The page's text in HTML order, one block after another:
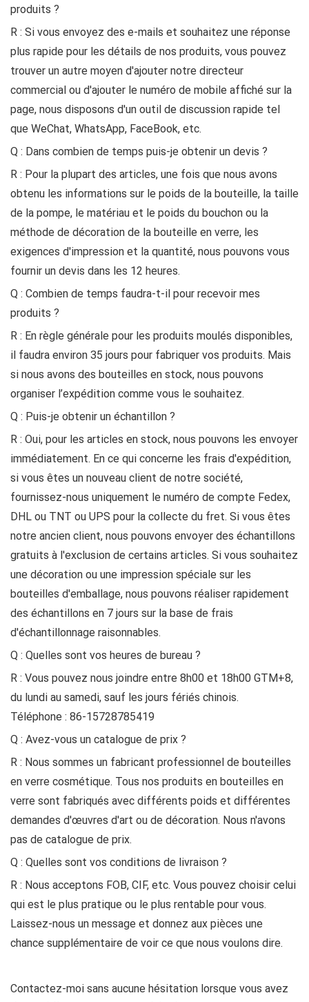
produits ?
R : Si vous envoyez des e-mails et souhaitez une réponse
plus rapide pour les détails de nos produits, vous pouvez
trouver un autre moyen d'ajouter notre directeur
commercial ou d'ajouter le numéro de mobile affiché sur la
page, nous disposons d'un outil de discussion rapide tel
que WeChat, WhatsApp, FaceBook, etc.
Q : Dans combien de temps puis-je obtenir un devis ?
R : Pour la plupart des articles, une fois que nous avons
obtenu les informations sur le poids de la bouteille, la taille
de la pompe, le matériau et le poids du bouchon ou la
méthode de décoration de la bouteille en verre, les
exigences d'impression et la quantité, nous pouvons vous
fournir un devis dans les 12 heures.
Q : Combien de temps faudra-t-il pour recevoir mes
produits ?
R : En règle générale pour les produits moulés disponibles,
il faudra environ 35 jours pour fabriquer vos produits. Mais
si nous avons des bouteilles en stock, nous pouvons
organiser l’expédition comme vous le souhaitez.
Q : Puis-je obtenir un échantillon ?
R : Oui, pour les articles en stock, nous pouvons les envoyer
immédiatement. En ce qui concerne les frais d'expédition,
si vous êtes un nouveau client de notre société,
fournissez-nous uniquement le numéro de compte Fedex,
DHL ou TNT ou UPS pour la collecte du fret. Si vous êtes
notre ancien client, nous pouvons envoyer des échantillons
gratuits à l'exclusion de certains articles. Si vous souhaitez
une décoration ou une impression spéciale sur les
bouteilles d'emballage, nous pouvons réaliser rapidement
des échantillons en 7 jours sur la base de frais
d'échantillonnage raisonnables.
Q : Quelles sont vos heures de bureau ?
R : Vous pouvez nous joindre entre 8h00 et 18h00 GTM+8,
du lundi au samedi, sauf les jours fériés chinois.
Téléphone : 86-15728785419
Q : Avez-vous un catalogue de prix ?
R : Nous sommes un fabricant professionnel de bouteilles
en verre cosmétique. Tous nos produits en bouteilles en
verre sont fabriqués avec différents poids et différentes
demandes d'œuvres d'art ou de décoration. Nous n'avons
pas de catalogue de prix.
Q : Quelles sont vos conditions de livraison ?
R : Nous acceptons FOB, CIF, etc. Vous pouvez choisir celui
qui est le plus pratique ou le plus rentable pour vous.
Laissez-nous un message et donnez aux pièces une
chance supplémentaire de voir ce que nous voulons dire.
Contactez-moi sans aucune hésitation lorsque vous avez